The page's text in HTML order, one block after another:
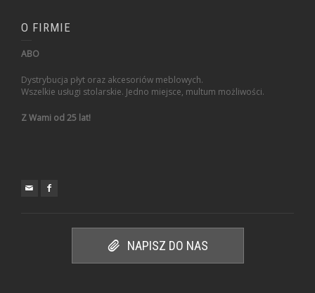
O FIRMIE
ABO
Dystrybucja płyt oraz akcesoriów meblowych.
Wszelkie usługi stolarskie. Jedno miejsce, multum możliwości.
Z Wami od 25 lat!
NAPISZ DO NAS